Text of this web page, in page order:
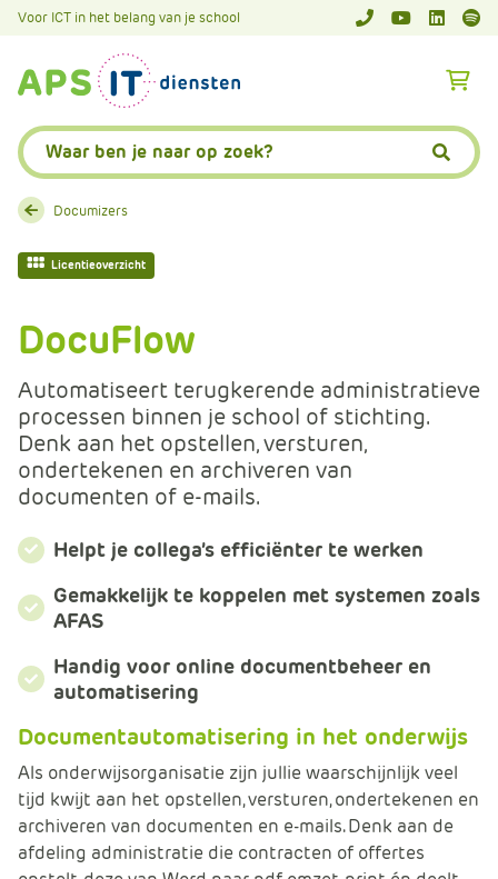
Voor ICT in het belang van je school
Zoeken:
A
s
.
F
.
c
t
.
C
a
Documizers
Licentieoverzicht
DocuFlow
Automatiseert terugkerende administratieve
processen binnen je school of stichting.
Denk aan het opstellen, versturen,
ondertekenen en archiveren van
documenten of e-mails.
Helpt je collega’s efficiënter te werken
Gemakkelijk te koppelen met systemen zoals
AFAS
Handig voor online documentbeheer en
automatisering
Documentautomatisering in het onderwijs
Als onderwijsorganisatie zijn jullie waarschijnlijk veel
tijd kwijt aan het opstellen, versturen, ondertekenen en
archiveren van documenten en e-mails. Denk aan de
afdeling administratie die contracten of offertes